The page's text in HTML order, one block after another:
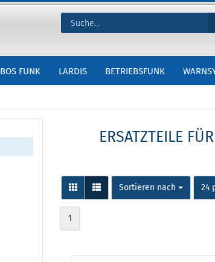
BOS FUNK LARDIS BETRIEBSFUNK
ERSATZTEILE
Sortieren nach 24
1